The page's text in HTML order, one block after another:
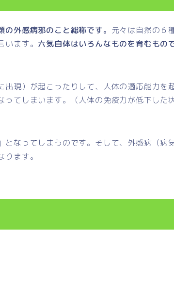
外感病邪のこと総称です。 元々は自然の６
います。 六気自体はいろんなものを育むもので
現）が起こったりして、人体の適応能力を
ってしまいます。（人体の免疫力が低下した
となってしまうのです。そして、外感病（病
ます。